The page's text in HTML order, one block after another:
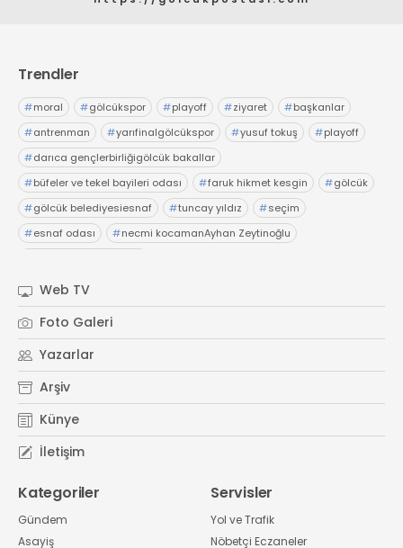
Trendler
#moral #gölcükspor #playoff #ziyaret #başkanlar
#antrenman #yarıfinalgölcükspor #yusuf tokuş #playoff
#darıca gençlerbirliğigölcük bakallar
#büfeler ve tekel bayileri odası #faruk hikmet kesgin #gölcük
#gölcük belediyesiesnaf #tuncay yıldız #seçim
#esnaf odası #necmi kocamanAyhan Zeytinoğlu
Web TV
Foto Galeri
Yazarlar
Arşiv
Künye
İletişim
Kategoriler
Gündem
Asayiş
Servisler
Yol ve Trafik
Nöbetçi Eczaneler